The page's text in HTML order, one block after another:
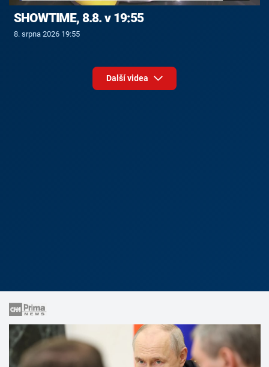
SHOWTIME, 8.8. v 19:55
8. srpna 2026 19:55
Další videa